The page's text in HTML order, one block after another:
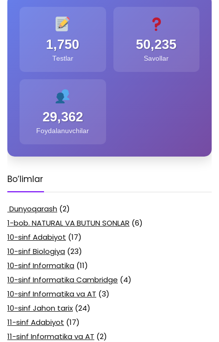
1,750
Testlar
50,235
Savollar
29,362
Foydalanuvchilar
Bo’limlar
Dunyoqarash (2)
1-bob. NATURAL VA BUTUN SONLAR (6)
10-sinf Adabiyot (17)
10-sinf Biologiya (23)
10-sinf Informatika (11)
10-sinf Informatika Cambridge (4)
10-sinf Informatika va AT (3)
10-sinf Jahon tarix (24)
11-sinf Adabiyot (17)
11-sinf Informatika va AT (2)